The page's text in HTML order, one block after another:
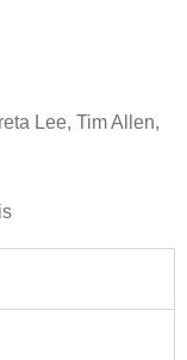
Lee, Tim Allen,